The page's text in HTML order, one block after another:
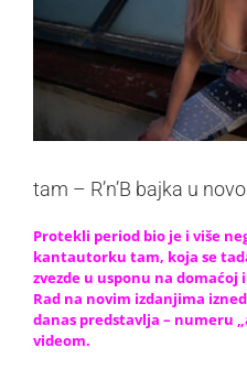
tam – R’n’B bajka u
Protekli period bio je i više
kantautorku tam, koja se
zvezde u usponu na
Rad na novim izdanjima
danas predstavlja – numeru
videom.